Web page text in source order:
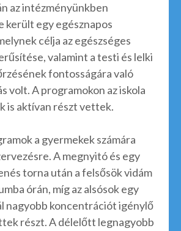
az intézményünkben
került egy egésznapos
célja az egészséges
valamint a testi és lelki
fontosságára való
volt. A programokon az iskola
is aktívan részt vettek.
a gyermekek számára
A megnyitó és egy
torna után a felsősök vidám
órán, míg az alsósok egy
nagyobb koncentrációt igénylő
részt. A délelőtt legnagyobb